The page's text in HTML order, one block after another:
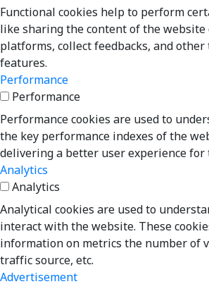
Functional cookies help to perform
like sharing the content of the website
platforms, collect feedbacks, and
features.
Performance
Performance
Performance cookies are used to
the key performance indexes of the
delivering a better user experience for
Analytics
Analytics
Analytical cookies are used to
interact with the website. These
information on metrics the number of
traffic source, etc.
Advertisement